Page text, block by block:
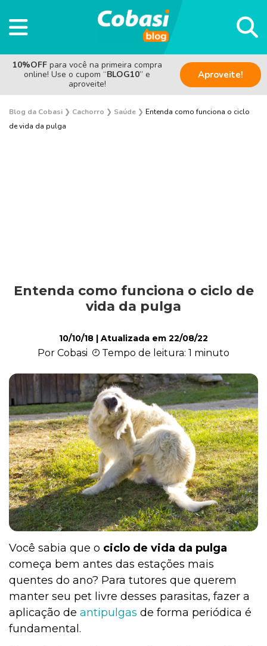
10%OFF para você na primeira compra
online! Use o cupom “BLOG10” e
aproveite!
Aproveite!
Blog da Cobasi ❯ Cachorro ❯ Saúde ❯ Entenda como funciona o ciclo
de vida da pulga
Comportamento
Curiosidades
Filhote
Higiene
Saúde
Entenda como funciona o ciclo de
vida da pulga
10/10/18 | Atualizada em 22/08/22
Por Cobasi Tempo de leitura: 1 minuto
Você sabia que o ciclo de vida da pulga
começa bem antes das estações mais
quentes do ano? Para tutores que querem
manter seu pet livre desses parasitas, fazer a
aplicação de antipulgas de forma periódica é
fundamental.